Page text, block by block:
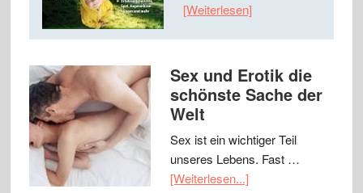
[Weiterlesen]
Sex und Erotik die
schönste Sache der
Welt
Sex ist ein wichtiger Teil
unseres Lebens. Fast …
[Weiterlesen...]